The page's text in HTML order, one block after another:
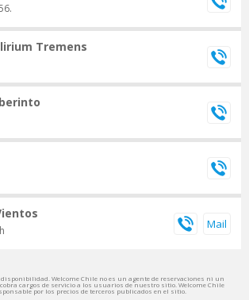
Tremens
disponibilidad. Welcome Chile no es un agente de reservaciones ni un
cargos de servicio a los usuarios de nuestro sitio. Welcome Chile
por los precios de terceros publicados en el sitio.